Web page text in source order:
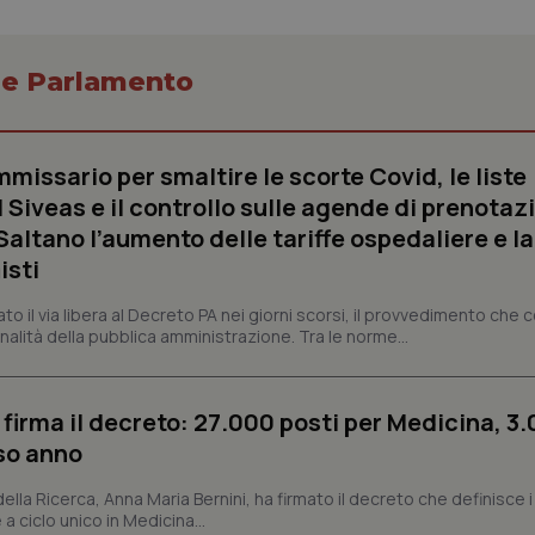
Parlamento
per smaltire le scorte Covid, le liste
Siveas e il controllo sulle agende di
l’aumento delle tariffe ospedaliere e la
il via libera al Decreto PA nei giorni scorsi, il provvedimento che
della pubblica amministrazione. Tra le norme...
il decreto: 27.000 posti per Medicina,
anno
Ricerca, Anna Maria Bernini, ha firmato il decreto che definisce
ciclo unico in Medicina...
Google LLC
.quotidianosanita.it
utilizzato da Google. Questo
cliente. È incluso in ogni
sito e utilizzato per calcolare i
sessioni e campagne per i
PHP.net
Sessione
Cookie generato da applicazioni
generato in modo casuale, il
utilizzato può essere specifico
buon esempio è mantenere uno
mese
per mantenere lo stato della
Fornitore /
Dominio
Scadenza
Fornitore/Dominio Scadenza
Descrizione